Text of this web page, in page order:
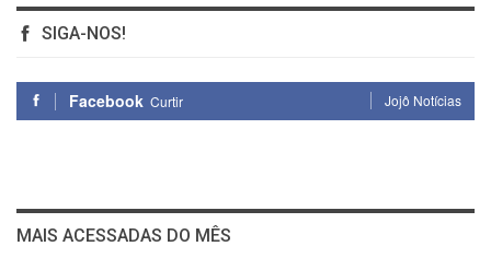
SIGA-NOS!
Facebook Curtir Jojô Notícias
MAIS ACESSADAS DO MÊS